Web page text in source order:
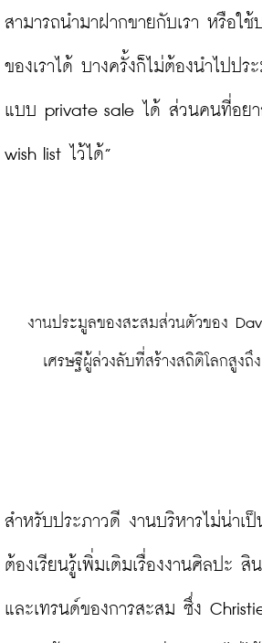
สามารถนำมาฝากขายกับเรา หรือใช้
ของเราได้ บางครั้งก็ไม่ต้องนำไปปร
แบบ private sale ได้ ส่วนคนที่อยา
wish list ไว้ได้”
เศรษฐีผู้ล่วงลับที่สร้างสถิติโลกสูงถึ
สำหรับประภาวดี งานบริหารไม่น่าเ
ต้องเรียนรู้เพิ่มเติมเรื่องงานศิลปะ
และเทรนด์ของการสะสม ซึ่ง